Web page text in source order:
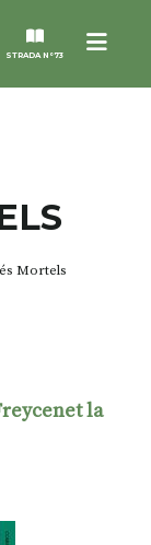
Menu
STRADA N°73
Mortels
la